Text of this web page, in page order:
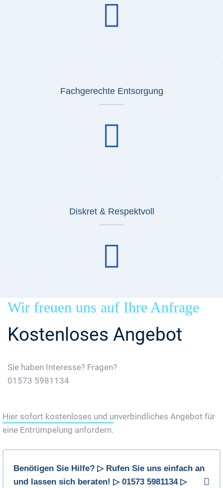
Fachgerechte Entsorgung
Diskret & Respektvoll
Wir freuen uns auf Ihre Anfrage
Kostenloses Angebot
Sie haben Interesse? Fragen?
01573 5981134
Hier sofort kostenloses und unverbindliches Angebot für
eine Entrümpelung anfordern.
Benötigen Sie Hilfe? ▷ Rufen Sie uns einfach an
und lassen sich beraten! ▷ 01573 5981134 ▷